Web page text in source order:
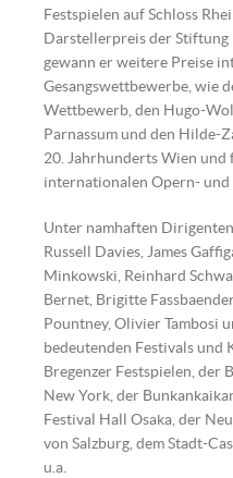
Festspielen auf Schloss
Darstellerpreis der
gewann er weitere Preise
Gesangswettbewerbe, wie
Wettbewerb, den Hugo-
Parnassum und den Hilde-
20. Jahrhunderts Wien und
internationalen Opern- und
Unter namhaften
Russell Davies, James
Minkowski, Reinhard
Bernet, Brigitte
Pountney, Olivier Tambosi
bedeutenden Festivals und
Bregenzer Festspielen, der
New York, der
Festival Hall Osaka, der
von Salzburg, dem Stadt-
u.a.